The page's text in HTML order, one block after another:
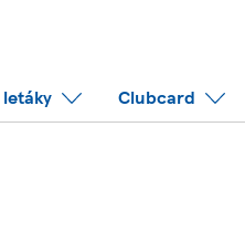
Clubcard